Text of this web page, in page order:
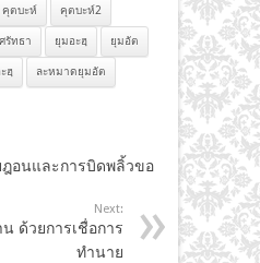
คุตบะห์ คุตบะห์2
รัทธา ยุมอะฮฺ ยุมอัต
ฮฺ ละหมาดยุมอัต
อนและการบิดพลิ้วขอ
Next:
ด้วยการเชื่อการ
ทำนาย